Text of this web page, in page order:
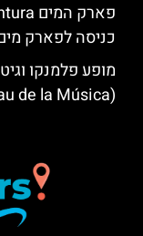
כניסה לפארק
מופע פלמנקו
(Palau de la Música)